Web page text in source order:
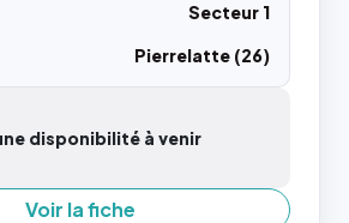
Secteur 1
Pierrelatte (26)
disponibilité à venir
Voir la fiche